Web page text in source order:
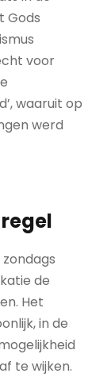
Gods
voor
waaruit op
werd
de
Het
in de
te wijken.